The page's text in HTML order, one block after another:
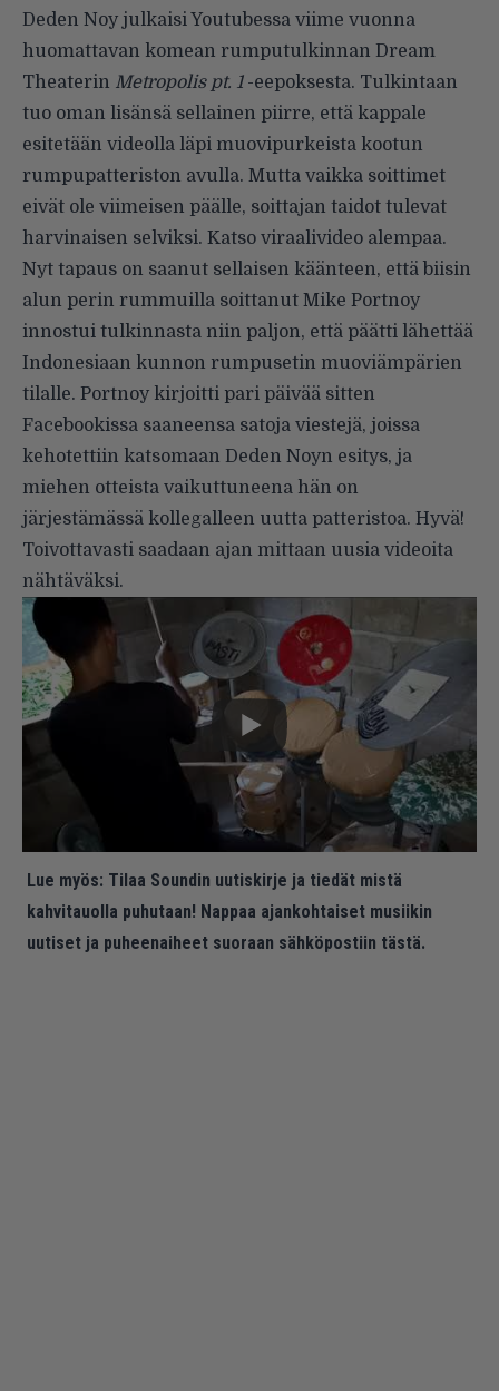
Deden Noy julkaisi Youtubessa viime vuonna
huomattavan komean rumputulkinnan Dream
Theaterin Metropolis pt. 1 -eepoksesta. Tulkintaan
tuo oman lisänsä sellainen piirre, että kappale
esitetään videolla läpi muovipurkeista kootun
rumpupatteriston avulla. Mutta vaikka soittimet
eivät ole viimeisen päälle, soittajan taidot tulevat
harvinaisen selviksi. Katso viraalivideo alempaa.
Nyt tapaus on saanut sellaisen käänteen, että biisin
alun perin rummuilla soittanut Mike Portnoy
innostui tulkinnasta niin paljon, että päätti lähettää
Indonesiaan kunnon rumpusetin muoviämpärien
tilalle. Portnoy kirjoitti pari päivää sitten
Facebookissa saaneensa satoja viestejä, joissa
kehotettiin katsomaan Deden Noyn esitys, ja
miehen otteista vaikuttuneena hän on
järjestämässä kollegalleen uutta patteristoa. Hyvä!
Toivottavasti saadaan ajan mittaan uusia videoita
nähtäväksi.
Lue myös: Tilaa Soundin uutiskirje ja tiedät mistä
kahvitauolla puhutaan! Nappaa ajankohtaiset musiikin
uutiset ja puheenaiheet suoraan sähköpostiin tästä.